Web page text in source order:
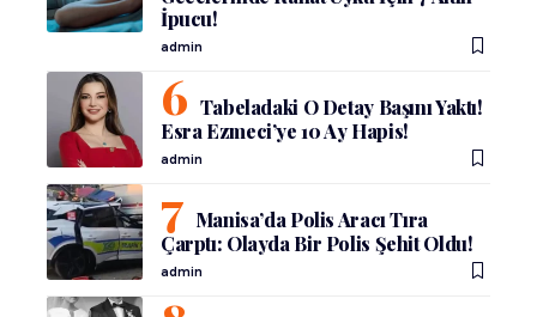
İpucu!
admin
Tabeladaki O Detay Başını Yaktı!
Esra Ezmeci’ye 10 Ay Hapis!
admin
Manisa’da Polis Aracı Tıra
Çarptı: Olayda Bir Polis Şehit Oldu!
admin